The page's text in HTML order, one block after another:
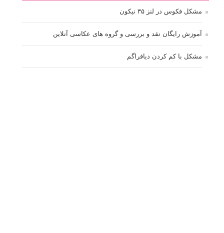
مشکل فکوس در لنز ۳۵ نیکون
آموزش رایگان نقد و بررسی و گروه های عکاسی آنلاین
مشکل با کم کردن دیافراگم